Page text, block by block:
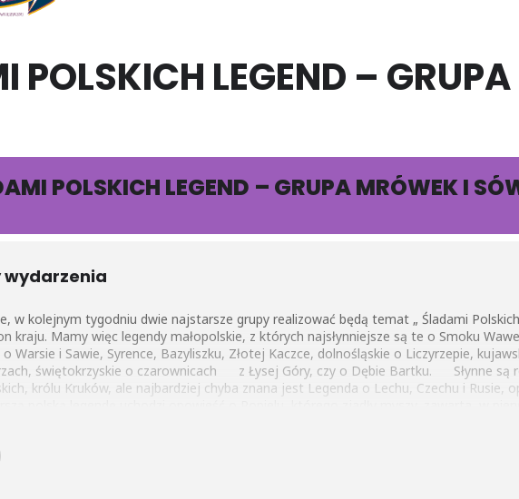
POLSKICH LEGEND –
POLSKICH LEGEND – GRUPA MRÓWEK I
wydarzenia
w kolejnym tygodniu dwie najstarsze grupy realizować będą temat „ Śladami
kraju. Mamy więc legendy małopolskie, z których najsłynniejsze są te o Smoku
Warsie i Sawie, Syrence, Bazyliszku, Złotej Kaczce, dolnośląskie o Liczyrzepie,
świętokrzyskie o czarownicach z Łysej Góry, czy o Dębie Bartku. Słynne są
królu Kruków, ale najbardziej chyba znana jest Legenda o Lechu, Czechu i Rusie,
najstarsze grupy poznają te najbardziej znane.
zajęć Przedszkolaki wyruszą na wycieczkę na Stare Miasto – śladami